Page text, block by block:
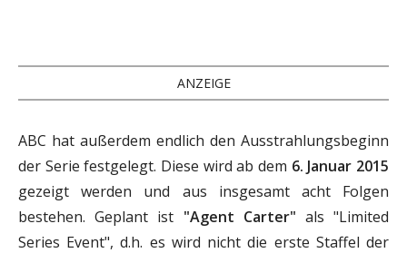
ANZEIGE
ABC hat außerdem endlich den Ausstrahlungsbeginn
der Serie festgelegt. Diese wird ab dem 6. Januar 2015
gezeigt werden und aus insgesamt acht Folgen
bestehen. Geplant ist "Agent Carter" als "Limited
Series Event", d.h. es wird nicht die erste Staffel der